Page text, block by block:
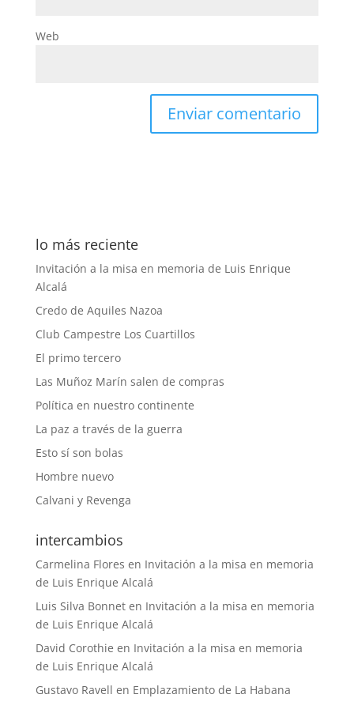
Web
lo más reciente
Invitación a la misa en memoria de Luis Enrique
Alcalá
Credo de Aquiles Nazoa
Club Campestre Los Cuartillos
El primo tercero
Las Muñoz Marín salen de compras
Política en nuestro continente
La paz a través de la guerra
Esto sí son bolas
Hombre nuevo
Calvani y Revenga
intercambios
Carmelina Flores en Invitación a la misa en memoria
de Luis Enrique Alcalá
Luis Silva Bonneten Invitación a la misa en memoria
de Luis Enrique Alcalá
David Corothie en Invitación a la misa en memoria
de Luis Enrique Alcalá
Gustavo Ravell en Emplazamiento de La Habana